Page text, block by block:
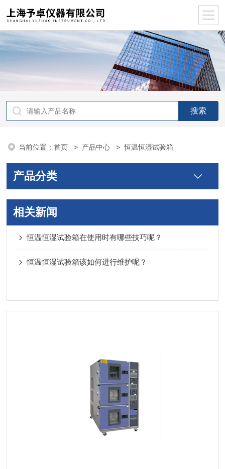
当前位置：首页 > 产品中心 > 恒温恒湿试验箱
产品分类
相关新闻
恒温恒湿试验箱在使用时有哪些技巧呢？
恒温恒湿试验箱该如何进行维护呢？